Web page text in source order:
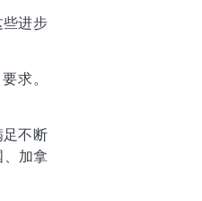
进步
求。
不断
加拿